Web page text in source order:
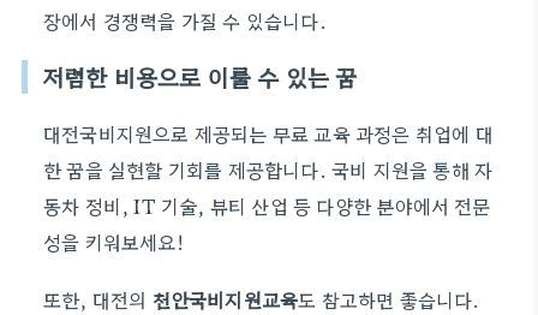
장에서 경쟁력을 가질 수 있습니다.
저렴한 비용으로 이룰 수 있는 꿈
대전국비지원으로 제공되는 무료 교육 과정은 취업에 대
한 꿈을 실현할 기회를 제공합니다. 국비 지원을 통해 자
동차 정비, IT 기술, 뷰티 산업 등 다양한 분야에서 전문
성을 키워보세요!
또한, 대전의 천안국비지원교육도 참고하면 좋습니다.